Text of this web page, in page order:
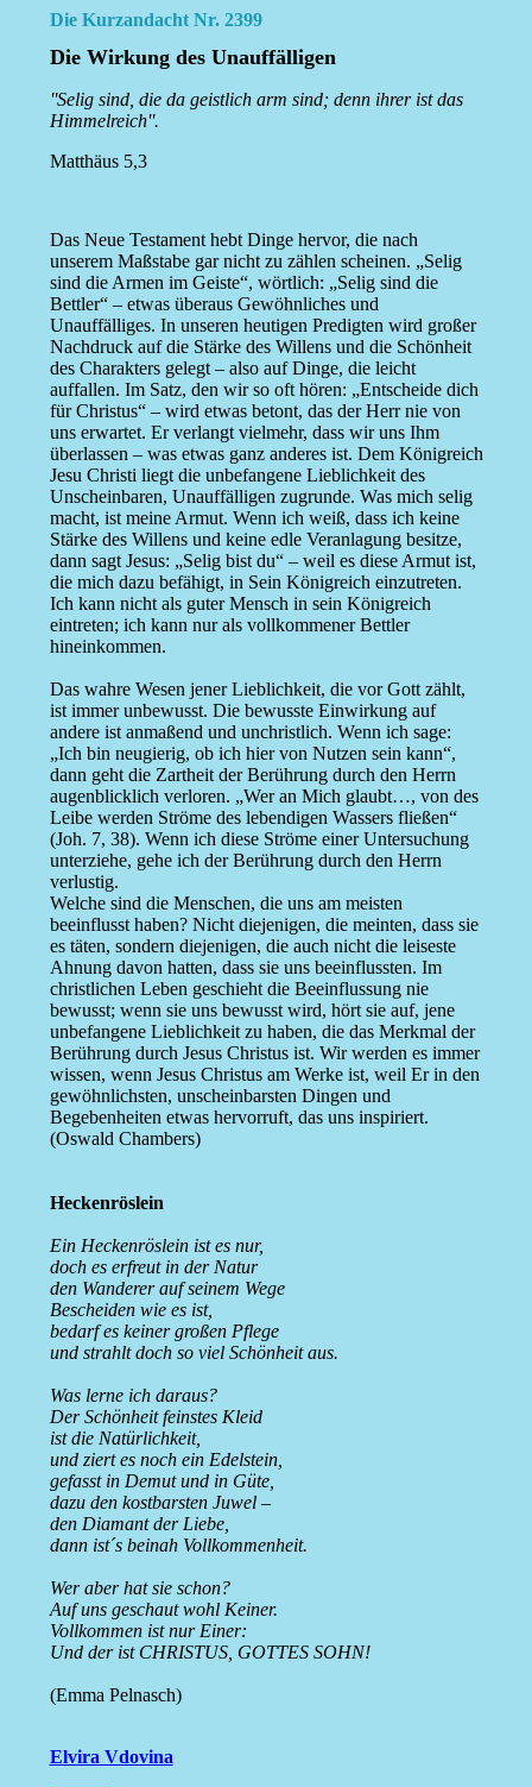
Die Kurzandacht Nr. 2399
Die Wirkung des Unauffälligen
''Selig sind, die da geistlich arm sind; denn ihrer ist das
Himmelreich''.
Matthäus 5,3
Das Neue Testament hebt Dinge hervor, die nach
unserem Maßstabe gar nicht zu zählen scheinen. „Selig
sind die Armen im Geiste“, wörtlich: „Selig sind die
Bettler“ – etwas überaus Gewöhnliches und
Unauffälliges. In unseren heutigen Predigten wird großer
Nachdruck auf die Stärke des Willens und die Schönheit
des Charakters gelegt – also auf Dinge, die leicht
auffallen. Im Satz, den wir so oft hören: „Entscheide dich
für Christus“ – wird etwas betont, das der Herr nie von
uns erwartet. Er verlangt vielmehr, dass wir uns Ihm
überlassen – was etwas ganz anderes ist. Dem Königreich
Jesu Christi liegt die unbefangene Lieblichkeit des
Unscheinbaren, Unauffälligen zugrunde. Was mich selig
macht, ist meine Armut. Wenn ich weiß, dass ich keine
Stärke des Willens und keine edle Veranlagung besitze,
dann sagt Jesus: „Selig bist du“ – weil es diese Armut ist,
die mich dazu befähigt, in Sein Königreich einzutreten.
Ich kann nicht als guter Mensch in sein Königreich
eintreten; ich kann nur als vollkommener Bettler
hineinkommen.
Das wahre Wesen jener Lieblichkeit, die vor Gott zählt,
ist immer unbewusst. Die bewusste Einwirkung auf
andere ist anmaßend und unchristlich. Wenn ich sage:
„Ich bin neugierig, ob ich hier von Nutzen sein kann“,
dann geht die Zartheit der Berührung durch den Herrn
augenblicklich verloren. „Wer an Mich glaubt…, von des
Leibe werden Ströme des lebendigen Wassers fließen“
(Joh. 7, 38). Wenn ich diese Ströme einer Untersuchung
unterziehe, gehe ich der Berührung durch den Herrn
verlustig.
Welche sind die Menschen, die uns am meisten
beeinflusst haben? Nicht diejenigen, die meinten, dass sie
es täten, sondern diejenigen, die auch nicht die leiseste
Ahnung davon hatten, dass sie uns beeinflussten. Im
christlichen Leben geschieht die Beeinflussung nie
bewusst; wenn sie uns bewusst wird, hört sie auf, jene
unbefangene Lieblichkeit zu haben, die das Merkmal der
Berührung durch Jesus Christus ist. Wir werden es immer
wissen, wenn Jesus Christus am Werke ist, weil Er in den
gewöhnlichsten, unscheinbarsten Dingen und
Begebenheiten etwas hervorruft, das uns inspiriert.
(Oswald Chambers)
Heckenröslein
Ein Heckenröslein ist es nur,
doch es erfreut in der Natur
den Wanderer auf seinem Wege
Bescheiden wie es ist,
bedarf es keiner großen Pflege
und strahlt doch so viel Schönheit aus.
Was lerne ich daraus?
Der Schönheit feinstes Kleid
ist die Natürlichkeit,
und ziert es noch ein Edelstein,
gefasst in Demut und in Güte,
dazu den kostbarsten Juwel –
den Diamant der Liebe,
dann ist´s beinah Vollkommenheit.
Wer aber hat sie schon?
Auf uns geschaut wohl Keiner.
Vollkommen ist nur Einer:
Und der ist CHRISTUS, GOTTES SOHN!
(Emma Pelnasch)
Elvira Vdovina